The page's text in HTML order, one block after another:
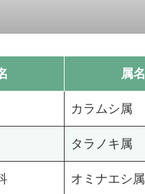
属名
カラムシ属
タラノキ属
オミナエシ属